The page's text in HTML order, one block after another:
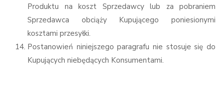
Produktu na koszt Sprzedawcy lub za pobraniem
Sprzedawca obciąży Kupującego poniesionymi
kosztami przesyłki.
Postanowień niniejszego paragrafu nie stosuje się do
Kupujących niebędących Konsumentami.